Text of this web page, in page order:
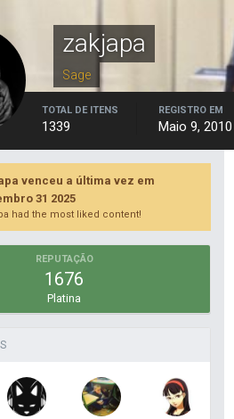
zakjapa
Sage
TOTAL DE ITENS
1339
REGISTRO EM
Maio 9, 2010
venceu a última vez em
31 2025
had the most liked content!
REPUTAÇÃO
1676
Platina